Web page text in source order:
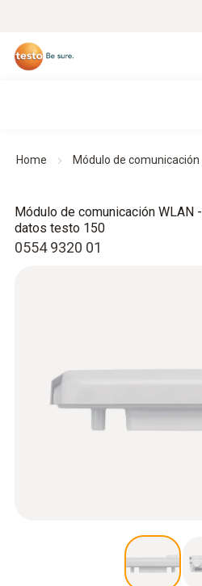
Home Módulo de comunicación
0554 9320 01
Módulo de comunicación WLAN
datos testo 150